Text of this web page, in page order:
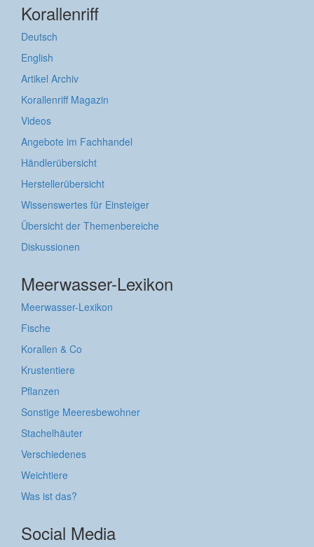
Korallenriff
Deutsch
English
Artikel Archiv
Korallenriff Magazin
Videos
Angebote im Fachhandel
Händlerübersicht
Herstellerübersicht
Wissenswertes für Einsteiger
Übersicht der Themenbereiche
Diskussionen
Meerwasser-Lexikon
Meerwasser-Lexikon
Fische
Korallen & Co
Krustentiere
Pflanzen
Sonstige Meeresbewohner
Stachelhäuter
Verschiedenes
Weichtiere
Was ist das?
Social Media